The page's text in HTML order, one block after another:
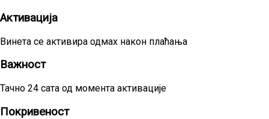
Активација
Винета се активира одмах након плаћања
Важност
Тачно 24 сата од момента активације
Покривеност